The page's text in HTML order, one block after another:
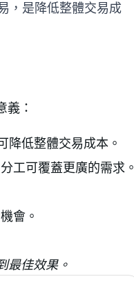
，是降低整體交易成
義：
降低整體交易成本。
工可覆蓋更廣的需求。
會。
最佳效果。